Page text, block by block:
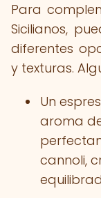
Para
Sicilianos,
diferentes
y texturas.
Un
aroma
cannoli,